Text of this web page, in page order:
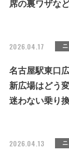
席の裏ワザな
2026.04.17
名古屋駅東口
新広場はどう
迷わない乗り
2026.04.13